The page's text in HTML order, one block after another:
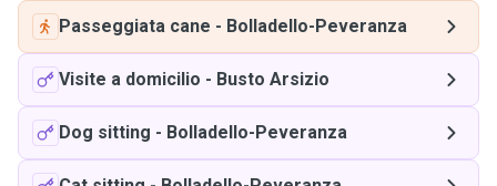
Passeggiata cane - Bolladello-Peveranza
Visite a domicilio - Busto Arsizio
Dog sitting - Bolladello-Peveranza